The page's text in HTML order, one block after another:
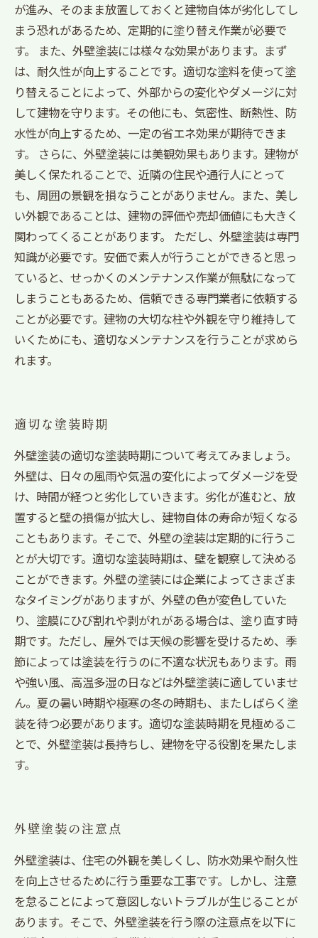
が進み、そのまま放置しておくと建物自体が劣化してし
まう恐れがあるため、定期的に塗り替え作業が必要で
す。 また、外壁塗装には様々な効果があります。まず
は、耐久性が向上することです。適切な塗料を使って塗
り替えることによって、外部からの変化やダメージに対
して建物を守ります。その他にも、気密性、断熱性、防
水性が向上するため、一定の省エネ効果が期待できま
す。 さらに、外壁塗装には美観効果もあります。建物が
美しく保たれることで、近隣の住民や通行人にとって
も、周囲の景観を損なうことがありません。また、美し
い外観であることは、建物の評価や売却価値にも大きく
関わってくることがあります。 ただし、外壁塗装は専門
知識が必要です。安価で素人が行うことができると思っ
ていると、せっかくのメンテナンス作業が無駄になって
しまうこともあるため、信頼できる専門業者に依頼する
ことが必要です。建物の大切な柱や外観を守り維持して
いくためにも、適切なメンテナンスを行うことが求めら
れます。
適切な塗装時期
外壁塗装の適切な塗装時期について考えてみましょう。
外壁は、日々の風雨や気温の変化によってダメージを受
け、時間が経つと劣化していきます。劣化が進むと、放
置すると壁の損傷が拡大し、建物自体の寿命が短くなる
こともあります。そこで、外壁の塗装は定期的に行うこ
とが大切です。適切な塗装時期は、壁を観察して決める
ことができます。外壁の塗装には企業によってさまざま
なタイミングがありますが、外壁の色が変色していた
り、塗膜にひび割れや剥がれがある場合は、塗り直す時
期です。ただし、屋外では天候の影響を受けるため、季
節によっては塗装を行うのに不適な状況もあります。雨
や強い風、高温多湿の日などは外壁塗装に適していませ
ん。夏の暑い時期や極寒の冬の時期も、またしばらく塗
装を待つ必要があります。適切な塗装時期を見極めるこ
とで、外壁塗装は長持ちし、建物を守る役割を果たしま
す。
外壁塗装の注意点
外壁塗装は、住宅の外観を美しくし、防水効果や耐久性
を向上させるために行う重要な工事です。しかし、注意
を怠ることによって意図しないトラブルが生じることが
あります。そこで、外壁塗装を行う際の注意点を以下に